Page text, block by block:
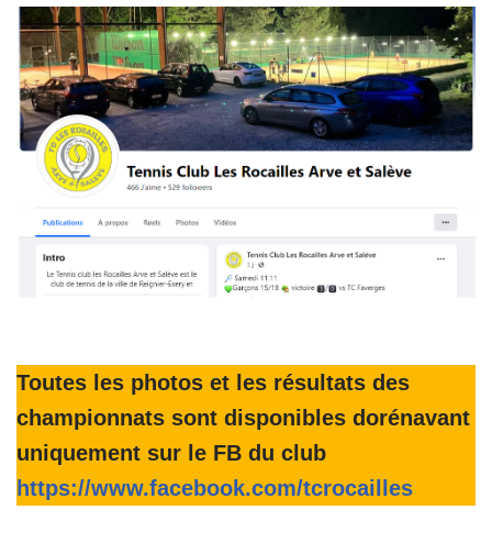
Toutes les photos et les résultats des
championnats sont disponibles dorénavant
uniquement sur le FB du club
https://www.facebook.com/tcrocailles